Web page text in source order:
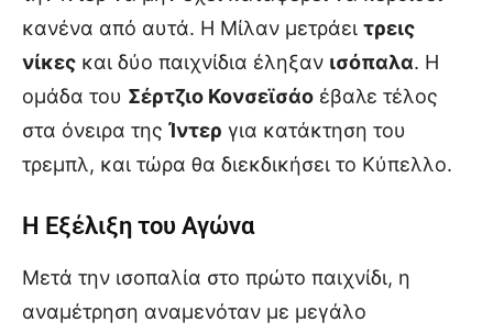
κανένα από αυτά. Η Μίλαν μετράει τρεις
νίκες και δύο παιχνίδια έληξαν ισόπαλα. Η
ομάδα του Σέρτζιο Κονσεϊσάο έβαλε τέλος
στα όνειρα της Ίντερ για κατάκτηση του
τρεμπλ, και τώρα θα διεκδικήσει το Κύπελλο.
Η Εξέλιξη του Αγώνα
Μετά την ισοπαλία στο πρώτο παιχνίδι, η
αναμέτρηση αναμενόταν με μεγάλο